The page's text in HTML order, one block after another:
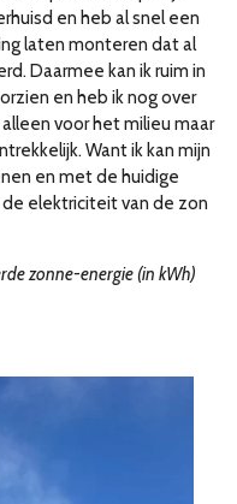
en heb al snel een
laten monteren dat al
Daarmee kan ikruim in
en heb ik nog over
voor het milieu maar
Want ik kan mijn
en met de huidige
de elektriciteit van de zon
zonne-energie (in kWh)